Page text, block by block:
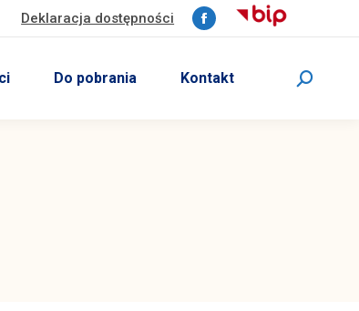
Deklaracja dostępności
Facebook
opens
Do pobrania Kontakt Szukaj: